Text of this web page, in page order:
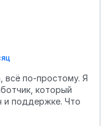
всё по-простому. Я
который
и поддержке. Что